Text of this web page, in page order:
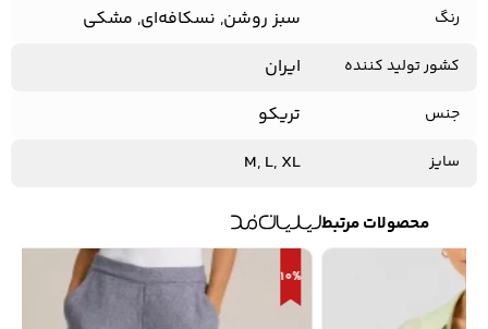
رنگ سبز روشن, نسکافه‌‌ای, مشکی
کشور تولید کننده ایران
جنس تریکو
سایز M, L, XL
محصولات مرتبط
10%